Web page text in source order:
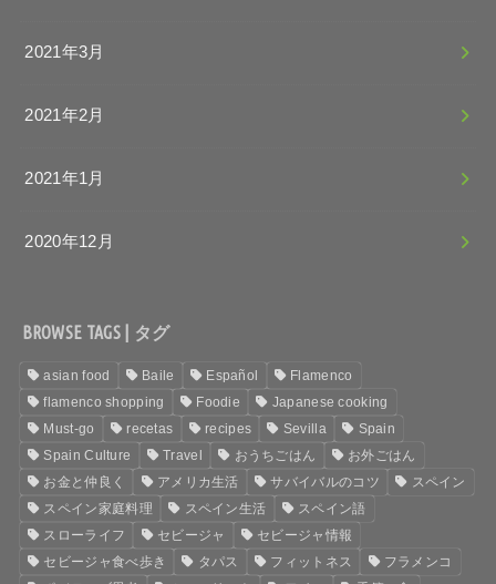
2021年3月
2021年2月
2021年1月
2020年12月
BROWSE TAGS | タグ
asian food Baile Español
Flamenco
flamenco shopping
Foodie
Japanese cooking
Must-go
recetas recipes Sevilla
Spain
Spain Culture
Travel おうちごはん
お外ごはん
お金と仲良く
アメリカ生活 サバイバルのコツ
スペイン
スペイン家庭料理
スペイン生活
スペイン語
スローライフ
セビージャ
セビージャ情報
セビージャ食べ歩き
タパス フィットネス
フラメンコ